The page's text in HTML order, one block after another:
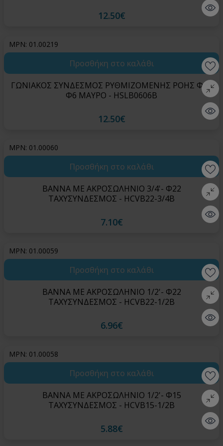
Quick
12.50€
MPN: 01.00219
Quick
Προσθήκη στο καλάθι
ΓΩΝΙΑΚΟΣ ΣΥΝΔΕΣΜΟΣ ΡΥΘΜΙΖΟΜΕΝΗΣ ΡΟΗΣ Φ6 -
Φ6 ΜΑΥΡΟ - HSLB0606B
12.50€
MPN: 01.00060
Quick
Προσθήκη στο καλάθι
ΒΑΝΝΑ ΜΕ ΑΚΡΟΣΩΛΗΝΙΟ 3/4'- Φ22
ΤΑΧΥΣΥΝΔΕΣΜΟΣ - HCVB22-3/4B
7.10€
MPN: 01.00059
Quick
Προσθήκη στο καλάθι
ΒΑΝΝΑ ΜΕ ΑΚΡΟΣΩΛΗΝΙΟ 1/2'- Φ22
ΤΑΧΥΣΥΝΔΕΣΜΟΣ - HCVB22-1/2B
6.96€
MPN: 01.00058
Quick
Προσθήκη στο καλάθι
ΒΑΝΝΑ ΜΕ ΑΚΡΟΣΩΛΗΝΙΟ 1/2'- Φ15
ΤΑΧΥΣΥΝΔΕΣΜΟΣ - HCVB15-1/2B
5.88€